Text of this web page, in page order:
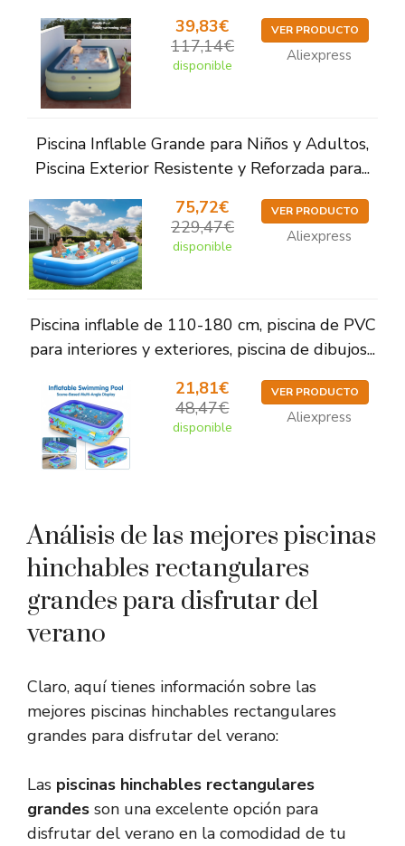
39,83€
117,14€
disponible
VER PRODUCTO
Aliexpress
Piscina Inflable Grande para Niños y Adultos,
Piscina Exterior Resistente y Reforzada para...
75,72€
229,47€
disponible
VER PRODUCTO
Aliexpress
Piscina inflable de 110-180 cm, piscina de PVC
para interiores y exteriores, piscina de dibujos...
21,81€
48,47€
disponible
VER PRODUCTO
Aliexpress
Análisis de las mejores piscinas
hinchables rectangulares
grandes para disfrutar del
verano
Claro, aquí tienes información sobre las
mejores piscinas hinchables rectangulares
grandes para disfrutar del verano:
Las piscinas hinchables rectangulares
grandes son una excelente opción para
disfrutar del verano en la comodidad de tu